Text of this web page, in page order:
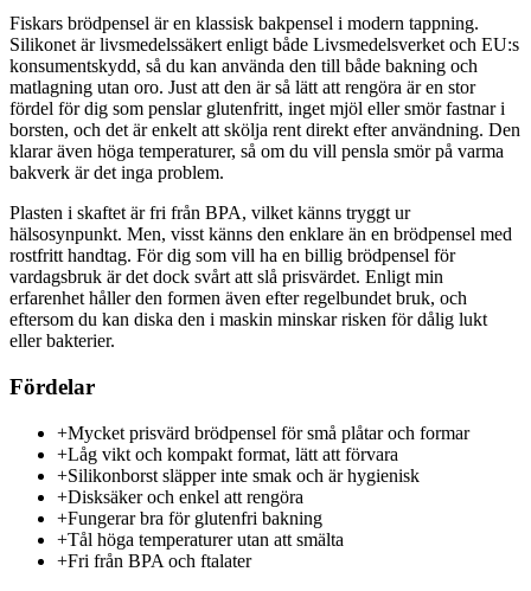
Fiskars brödpensel är en klassisk bakpensel i modern tappning.
Silikonet är livsmedelssäkert enligt både Livsmedelsverket och EU:s
konsumentskydd, så du kan använda den till både bakning och
matlagning utan oro. Just att den är så lätt att rengöra är en stor
fördel för dig som penslar glutenfritt, inget mjöl eller smör fastnar i
borsten, och det är enkelt att skölja rent direkt efter användning. Den
klarar även höga temperaturer, så om du vill pensla smör på varma
bakverk är det inga problem.
Plasten i skaftet är fri från BPA, vilket känns tryggt ur
hälsosynpunkt. Men, visst känns den enklare än en brödpensel med
rostfritt handtag. För dig som vill ha en billig brödpensel för
vardagsbruk är det dock svårt att slå prisvärdet. Enligt min
erfarenhet håller den formen även efter regelbundet bruk, och
eftersom du kan diska den i maskin minskar risken för dålig lukt
eller bakterier.
Fördelar
+Mycket prisvärd brödpensel för små plåtar och formar
+Låg vikt och kompakt format, lätt att förvara
+Silikonborst släpper inte smak och är hygienisk
+Disksäker och enkel att rengöra
+Fungerar bra för glutenfri bakning
+Tål höga temperaturer utan att smälta
+Fri från BPA och ftalater